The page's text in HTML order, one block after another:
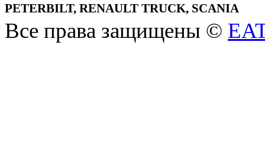
PETERBILT, RENAULT TRUCK, SCANIA
Все права защищены ©